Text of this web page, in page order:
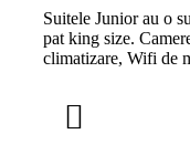
Suitele Junior au o
pat king size.
climatizare, Wifi de